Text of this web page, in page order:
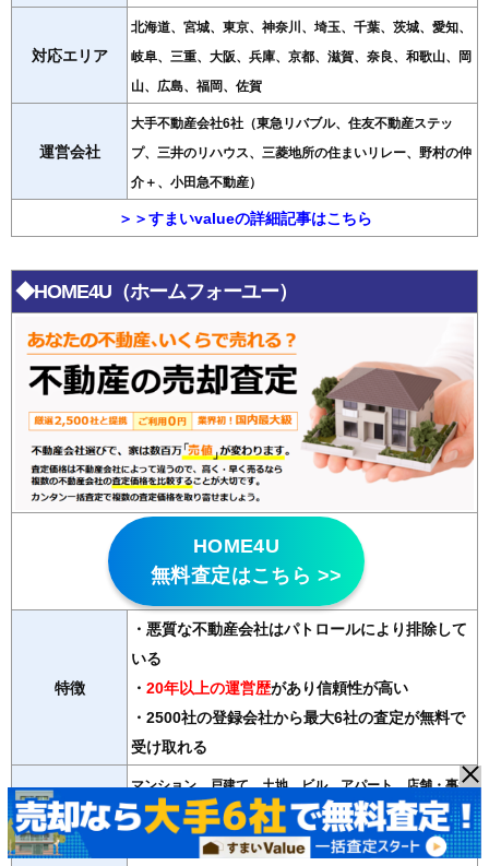
対応エリア
北海道、宮城、東京、神奈川、埼玉、千葉、茨城、愛知、
岐阜、三重、大阪、兵庫、京都、滋賀、奈良、和歌山、岡
山、広島、福岡、佐賀
運営会社
大手不動産会社6社（東急リバブル、住友不動産ステッ
プ、三井のリハウス、三菱地所の住まいリレー、野村の仲
介＋、小田急不動産）
＞＞すまいvalueの詳細記事はこちら
◆HOME4U（ホームフォーユー）
HOME4U
無料査定はこちら >>
特徴
・悪質な不動産会社はパトロールにより排除して
いる
・ 20年以上の運営歴があり信頼性が高い
・2500社の登録会社から最大6社の査定が無料で
受け取れる
対応物件
マンション、戸建て、土地、ビル、アパート、店舗・事務
所
紹介会社数